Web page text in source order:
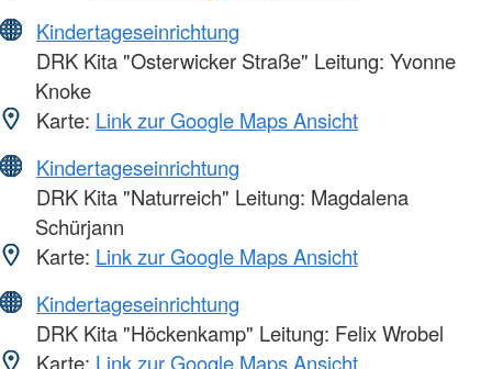
Kindertageseinrichtung
DRK Kita "Osterwicker Straße" Leitung: Yvonne
Knoke
Karte: Link zur Google Maps Ansicht
Kindertageseinrichtung
DRK Kita "Naturreich" Leitung: Magdalena
Schürjann
Karte: Link zur Google Maps Ansicht
Kindertageseinrichtung
DRK Kita "Höckenkamp" Leitung: Felix Wrobel
Karte: Link zur Google Maps Ansicht